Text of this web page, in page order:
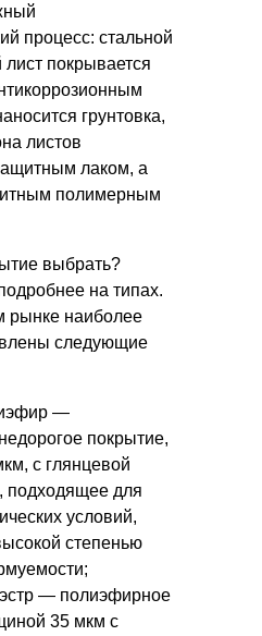
процесс: стальной
покрывается
грунтовка,
листов
лаком, а
полимерным
выбрать?
на типах.
рынке наиболее
следующие
—
покрытие,
с глянцевой
подходящее для
условий,
степенью
— полиэфирное
35 мкм с